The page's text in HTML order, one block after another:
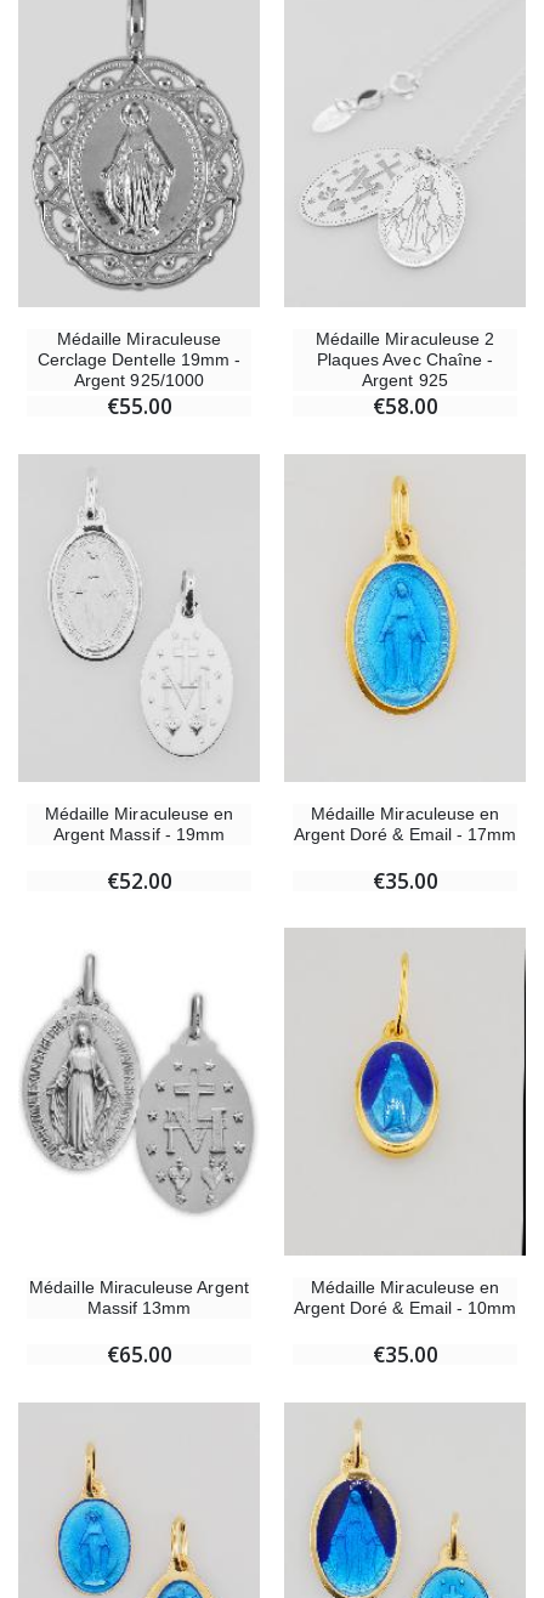
Médaille Miraculeuse
Cerclage Dentelle 19mm -
Argent 925/1000
€55.00
Médaille Miraculeuse 2
Plaques Avec Chaîne -
Argent 925
€58.00
Médaille Miraculeuse en
Argent Massif - 19mm
€52.00
Médaille Miraculeuse en
Argent Doré & Email - 17mm
€35.00
Médaille Miraculeuse Argent
Massif 13mm
€65.00
Médaille Miraculeuse en
Argent Doré & Email - 10mm
€35.00